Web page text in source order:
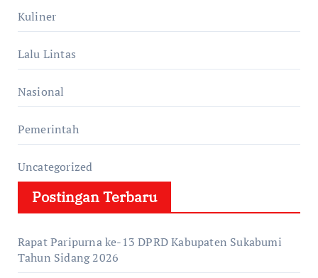
Kuliner
Lalu Lintas
Nasional
Pemerintah
Uncategorized
Postingan Terbaru
Rapat Paripurna ke-13 DPRD Kabupaten Sukabumi
Tahun Sidang 2026